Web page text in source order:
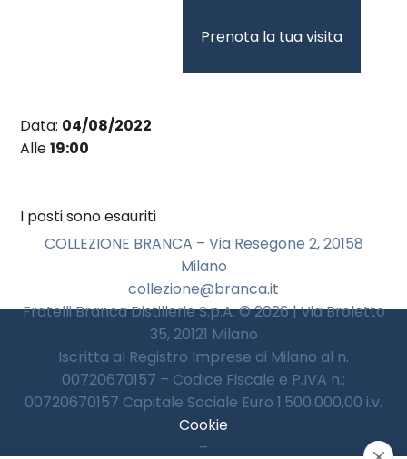
Prenota la tua visita
Data: 04/08/2022
Alle19:00
I posti sono esauriti
COLLEZIONE BRANCA – Via Resegone 2, 20158
Milano
collezione@branca.it
Fratelli Branca Distillerie S.p.A. © 2026 | Via Broletto
35, 20121 Milano
Iscritta al Registro Imprese di Milano al n.
00720670157 – Codice Fiscale e P.IVA n.:
00720670157 Capitale Sociale Euro 1.500.000,00 i.v.
Cookie
–